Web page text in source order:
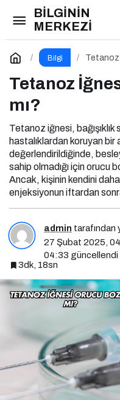
BİLGİNİN
MERKEZİ
Bilgi Tetanoz
Tetanoz
mı?
Tetanoz iğnesi,
hastalıklardan koruyan bir
değerlendirildiğinde,
sahip olmadığı için orucu
Ancak, kişinin kendini
enjeksiyonun iftardan
admin tarafından
27 Şubat 2025,
04:33 güncellendi
3dk, 18sn
Tetanoz İğnesi
Yorum Yap